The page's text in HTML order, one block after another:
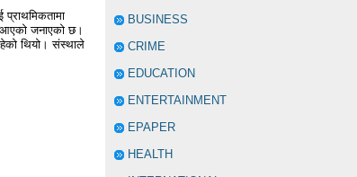
आएको जनाएको छ।
थियो। संस्थाले
BUSINESS
CRIME
EDUCATION
ENTERTAINMENT
EPAPER
HEALTH